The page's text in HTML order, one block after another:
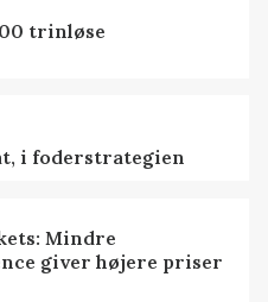
trinløse
i foderstrategien
Mindre
giver højere priser